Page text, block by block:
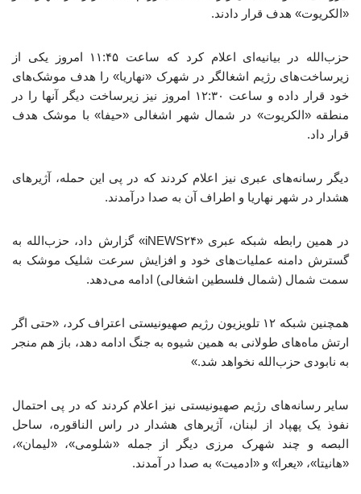
«الکریوت» هدف قرار دادند.
حزب‌الله در بیانیه‌ای اعلام کرد که ساعت ۱۱:۴۵ امروز یکی از
زیرساخت‌های رژیم اشغالگر در شهرک «نهاریا» را هدف موشک‌های
خود قرار داده و ساعت ۱۲:۳۰ امروز نیز زیرساخت دیگر آنها را در
منطقه «الکریوت» در شمال شهر اشغالی «حیفا» با موشک هدف
قرار داد.
دیگر رسانه‌های عبری نیز اعلام کردند که در پی این حمله،‌ آژیرهای
هشدار در شهر نهاریا و اطراف آن به صدا درآمدند.
در همین رابطه شبکه عبری «iNEWS۲۴» گزارش داد، حزب‌الله به
گسترش دامنه عملیات‌های خود و افزایش سرعت شلیک موشک به
سمت شمال (شمال فلسطین اشغالی) ادامه می‌دهد.
همچنین شبکه ۱۲ تلویزیون رژیم صهیونیستی اعتراف کرد، «حتی اگر
ارتش ماه‌های طولانی به همین شیوه به جنگ ادامه دهد، باز هم منجر
به نابودی حزب‌الله نخواهد شد.»
سایر رسانه‌های رژیم صهیونیستی نیز اعلام کردند که در پی احتمال
نفوذ یک پهپاد از لبنان، آژیرهای هشدار در راس الناقوره، ساحل
البصه و چند شهرک مرزی دیگر از جمله «شلومی»، «لیمان»،
«هانیتا»، «یعرا» و «ادمیت» به صدا در آمدند.